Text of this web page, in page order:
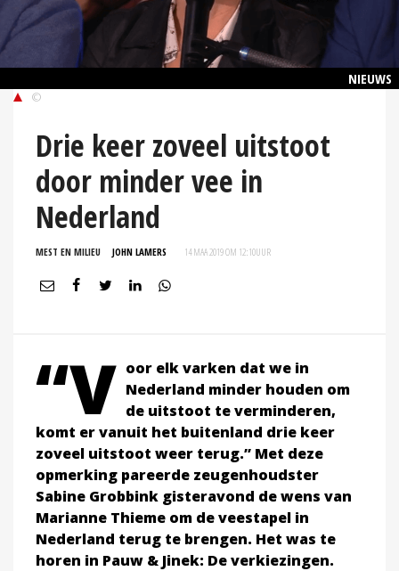
NIEUWS
©
Drie keer zoveel uitstoot
door minder vee in
Nederland
MEST EN MILIEU JOHN LAMERS 14 MAA 2019 OM 12:10UUR
“V oor elk varken dat we in
Nederland minder houden om
de uitstoot te verminderen,
komt er vanuit het buitenland drie keer
zoveel uitstoot weer terug.” Met deze
opmerking pareerde zeugenhoudster
Sabine Grobbink gisteravond de wens van
Marianne Thieme om de veestapel in
Nederland terug te brengen. Het was te
horen in Pauw & Jinek: De verkiezingen.